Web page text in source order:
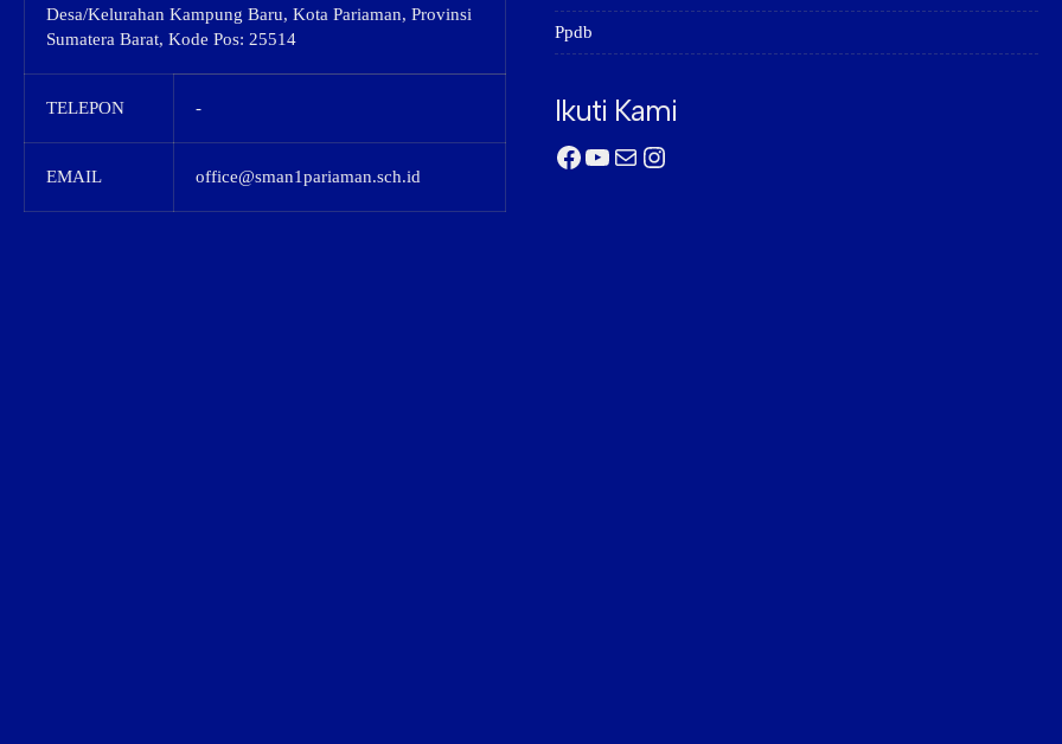
Desa/Kelurahan Kampung Baru, Kota Pariaman, Provinsi
Sumatera Barat, Kode Pos: 25514
TELEPON -
EMAIL office@sman1pariaman.sch.id
Ppdb
Ikuti Kami
Facebook
YouTube
MailInstagram